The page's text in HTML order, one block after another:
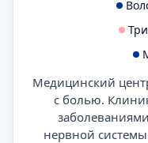
Медицинский
с болью.
нервной